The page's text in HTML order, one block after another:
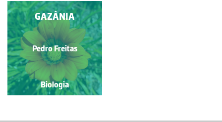
GAZÂNIA
Pedro Freitas
Biologia